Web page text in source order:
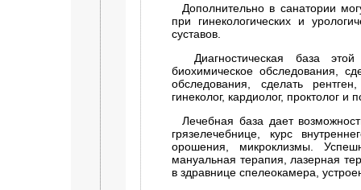
Дополнительно в санатории
при гинекологических и
суставов.
Диагностическая база этой
биохимическое обследования,
обследования, сделать
гинеколог, кардиолог, проктолог и
Лечебная база дает
грязелечебнице, курс
орошения, микроклизмы.
мануальная терапия, лазерная
в здравнице спелеокамера,